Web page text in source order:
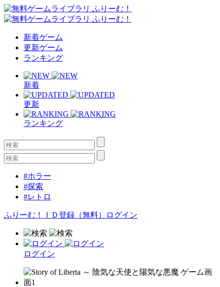
新着ゲーム
更新ゲーム
ランキング
新着
更新
ランキング
#ホラー
#探索
#レトロ
ふりーむ！ＩＤ登録（無料） ログイン
ログイン